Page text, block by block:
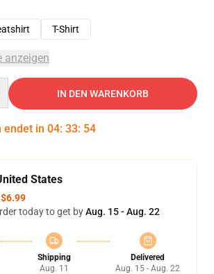
T-Shirt
anzeigen
IN DEN WARENKORB
endet in 04: 33: 54
States
$6.99
today to get byAug. 15 - Aug. 22
Shipping
Aug. 11
Delivered
Aug. 15 - Aug. 22